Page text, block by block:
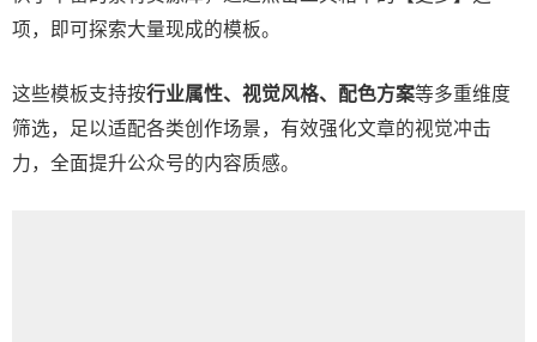
项，即可探索大量现成的模板。
这些模板支持按行业属性、视觉风格、配色方案等多重维度
筛选，足以适配各类创作场景，有效强化文章的视觉冲击
力，全面提升公众号的内容质感。